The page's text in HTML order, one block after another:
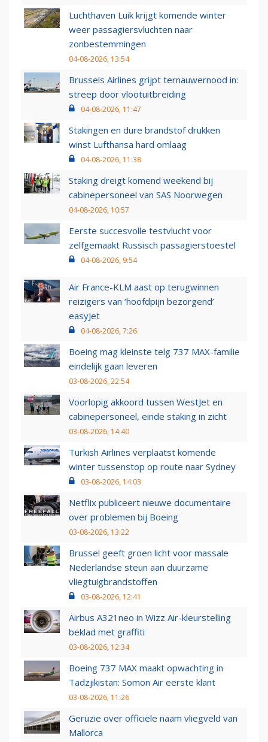
Luchthaven Luik krijgt komende winter
weer passagiersvluchten naar
zonbestemmingen
04-08-2026, 13:54
Brussels Airlines grijpt ternauwernood in:
streep door vlootuitbreiding
04-08-2026, 11:47
Stakingen en dure brandstof drukken
winst Lufthansa hard omlaag
04-08-2026, 11:38
Staking dreigt komend weekend bij
cabinepersoneel van SAS Noorwegen
04-08-2026, 10:57
Eerste succesvolle testvlucht voor
zelfgemaakt Russisch passagierstoestel
04-08-2026, 9:54
Air France-KLM aast op terugwinnen
reizigers van ‘hoofdpijn bezorgend’
easyJet
04-08-2026, 7:26
Boeing mag kleinste telg 737 MAX-familie
eindelijk gaan leveren
03-08-2026, 22:54
Voorlopig akkoord tussen WestJet en
cabinepersoneel, einde staking in zicht
03-08-2026, 14:40
Turkish Airlines verplaatst komende
winter tussenstop op route naar Sydney
03-08-2026, 14:03
Netflix publiceert nieuwe documentaire
over problemen bij Boeing
03-08-2026, 13:22
Brussel geeft groen licht voor massale
Nederlandse steun aan duurzame
vliegtuigbrandstoffen
03-08-2026, 12:41
Airbus A321neo in Wizz Air-kleurstelling
beklad met graffiti
03-08-2026, 12:34
Boeing 737 MAX maakt opwachting in
Tadzjikistan: Somon Air eerste klant
03-08-2026, 11:26
Geruzie over officiële naam vliegveld van
Mallorca